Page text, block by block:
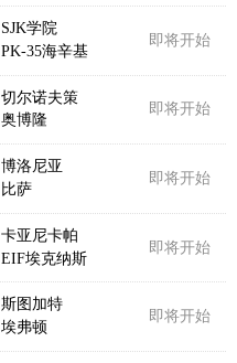
SJK学院
PK-35海辛基
即将开始
切尔诺夫策
奥博隆
即将开始
博洛尼亚
比萨
即将开始
卡亚尼卡帕
EIF埃克纳斯
即将开始
斯图加特
埃弗顿
即将开始